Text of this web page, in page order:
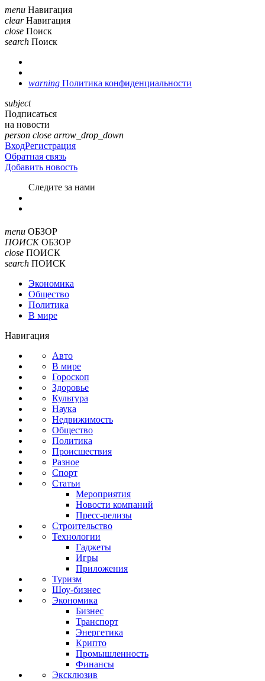
menu Навигация
clear Навигация
close Поиск
search Поиск
warning Политика конфиденциальности
subject
Подписаться
на новости
person close arrow_drop_down
ВходРегистрация
Обратная связь
Добавить новость
Cледите за нами
menu ОБЗОР
ПОИСК ОБЗОР
close ПОИСК
search ПОИСК
Экономика
Общество
Политика
В мире
Навигация
Авто
В мире
Гороскоп
Здоровье
Культура
Наука
Недвижимость
Общество
Политика
Происшествия
Разное
Спорт
Статьи
Мероприятия
Новости компаний
Пресс-релизы
Строительство
Технологии
Гаджеты
Игры
Приложения
Туризм
Шоу-бизнес
Экономика
Бизнес
Транспорт
Энергетика
Крипто
Промышленность
Финансы
Эксклюзив